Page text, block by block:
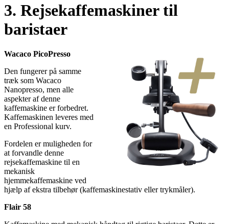
3. Rejsekaffemaskiner til
baristaer
Wacaco PicoPresso
Den fungerer på samme
træk som Wacaco
Nanopresso, men alle
aspekter af denne
kaffemaskine er forbedret.
Kaffemaskinen leveres med
en Professional kurv.
Fordelen er muligheden for
at forvandle denne
rejsekaffemaskine til en
mekanisk
hjemmekaffemaskine ved
hjælp af ekstra tilbehør (kaffemaskinestativ eller trykmåler).
Flair 58